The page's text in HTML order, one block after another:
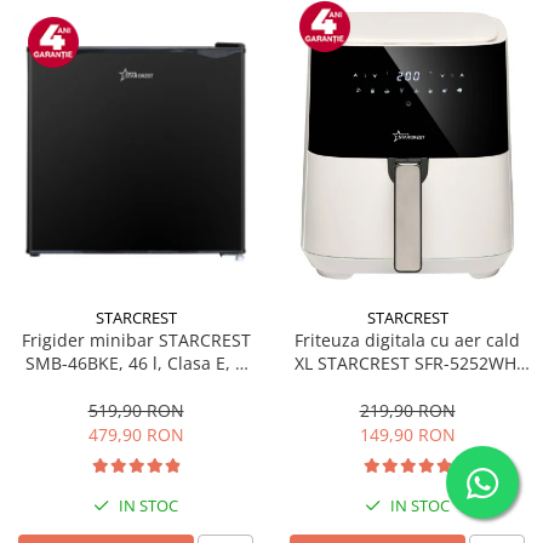
STARCREST
Frigider minibar STARCREST
SMB-46BKE, 46 l, Clasa E, H
519,90 RON
479,90 RON
IN STOC
STARCREST
Friteuza digitala cu aer cald
XL STARCREST SFR-5252WH,
200 °C, 8 programe
predefinite, Alb
219,90 RON
149,90 RON
IN STOC